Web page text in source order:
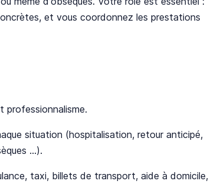
et vous coordonnez les prestations
professionnalisme.
situation (hospitalisation, retour anticipé,
…).
taxi, billets de transport, aide à domicile,